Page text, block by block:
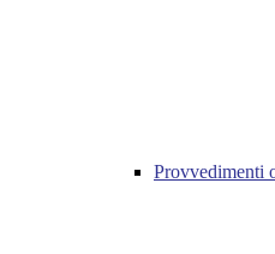
Provvedimenti